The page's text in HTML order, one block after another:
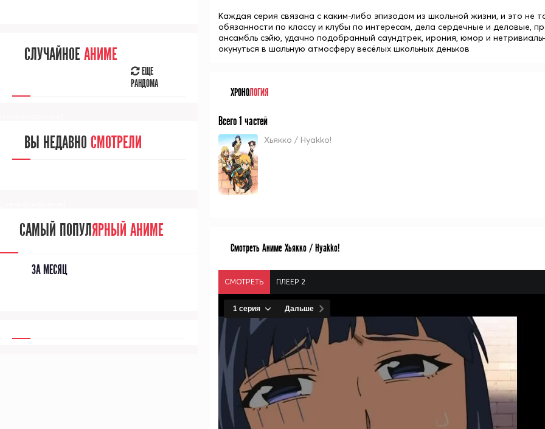
Каждая серия связана с каким-либо эпизодом из школьной жизни, и это не
обязанности по классу и клубы по интересам, дела сердечные и деловые,
ансамбль сэйю, удачно подобранный саундтрек, ирония, юмор и
окунуться в шальную атмосферу весёлых школьных деньков
ХРОНОЛОГИЯ
Всего 1 частей
Хьякко / Hyakko!
Смотреть Аниме Хьякко / Hyakko!
СМОТРЕТЬ ПЛЕЕР 2
СЛУЧАЙНОЕ АНИМЕ
ЕЩЕ
РАНДОМА
ВЫ НЕДАВНО СМОТРЕЛИ
САМЫЙ ПОПУЛЯРНЫЙ АНИМЕ
ЗА МЕСЯЦ